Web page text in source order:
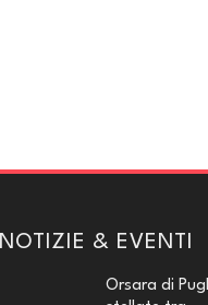
NOTIZIE & EVENTI
Orsara di